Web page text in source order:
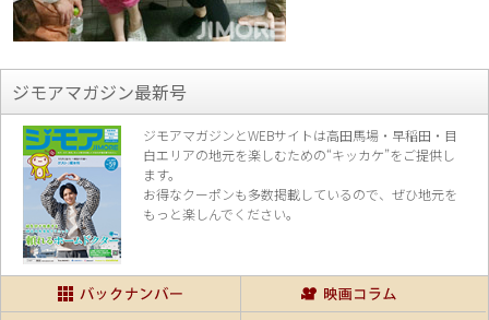
ジモアマガジン最新号
ジモアマガジンとWEBサイトは高田馬場・早稲田・目
白エリアの地元を楽しむための“キッカケ”をご提供し
ます。
お得なクーポンも多数掲載しているので、 ぜひ地元を
もっと楽しんでください。